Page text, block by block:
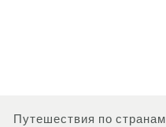
Путешествия по странам